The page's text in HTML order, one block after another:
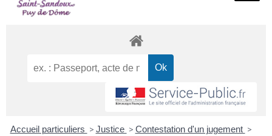
Accueil particuliers > Justice > Contestation d'un jugement >